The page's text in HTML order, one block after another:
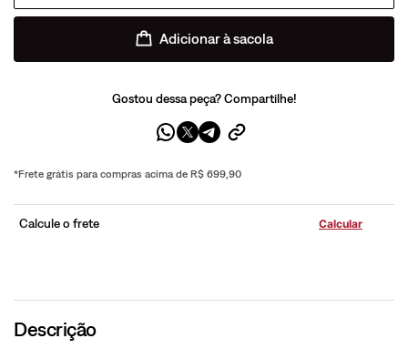
Adicionar à sacola
Gostou dessa peça? Compartilhe!
*Frete grátis para compras acima de R$ 699,90
Calcule o frete
Descrição